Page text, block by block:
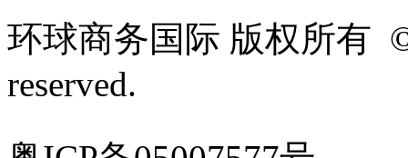
环球商务国际 版权所有
reserved.